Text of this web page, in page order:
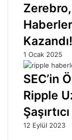
Kazandı!
1 Ocak 2025
SEC’in
Ripple
12 Eylül 2023